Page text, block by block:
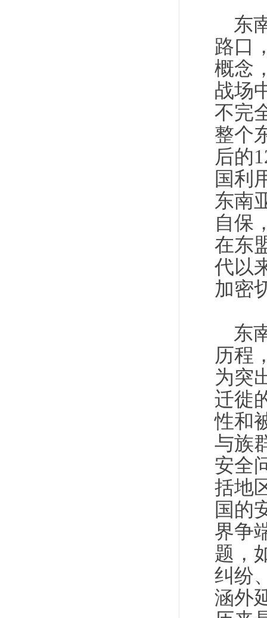
东
路口
概念
战场
不完
整个
后的
国利
东南
自保
在东
代以
加密
东
历程
为突
迁徙
性和
与族
安全
括地
国的
界争
题，
纠纷
涵外